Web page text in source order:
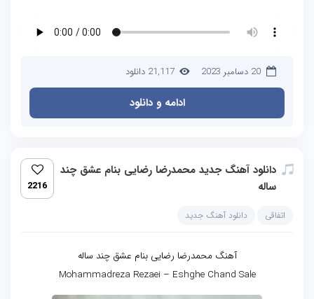
20 دسامبر 2023 21,117 دانلود
ادامه و دانلود
دانلود آهنگ جدید محمدرضا رضایی بنام عشق چند
ساله
2216
اتفاقی دانلود آهنگ جدید
آهنگ محمدرضا رضایی بنام عشق چند ساله
Mohammadreza Rezaei – Eshghe Chand Sale